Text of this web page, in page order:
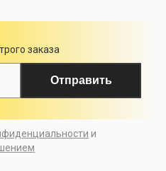
заказа
Отправить
и